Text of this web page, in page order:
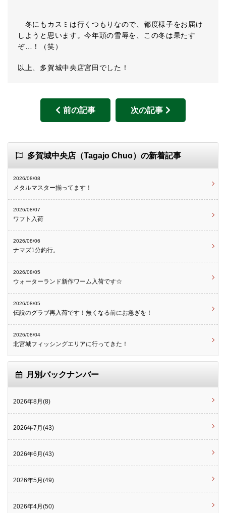
冬にもカスミは行くつもりなので、都度様子をお届け
しようと思います。今年頭の雪辱を、この冬は果たす
ぞ…！（笑）
以上、多賀城中央店宮田でした！
前の記事 次の記事
多賀城中央店（Tagajo Chuo）の新着記事
2026/08/08
メタルマスター揃ってます！
2026/08/07
ワフト入荷
2026/08/06
ナマズ1分釣行。
2026/08/05
ウォーターランド新作ワーム入荷です☆
2026/08/05
伝説のグラブ再入荷です！無くなる前にお急ぎを！
2026/08/04
北宮城フィッシングエリアに行ってきた！
月別バックナンバー
2026年8月(8)
2026年7月(43)
2026年6月(43)
2026年5月(49)
2026年4月(50)